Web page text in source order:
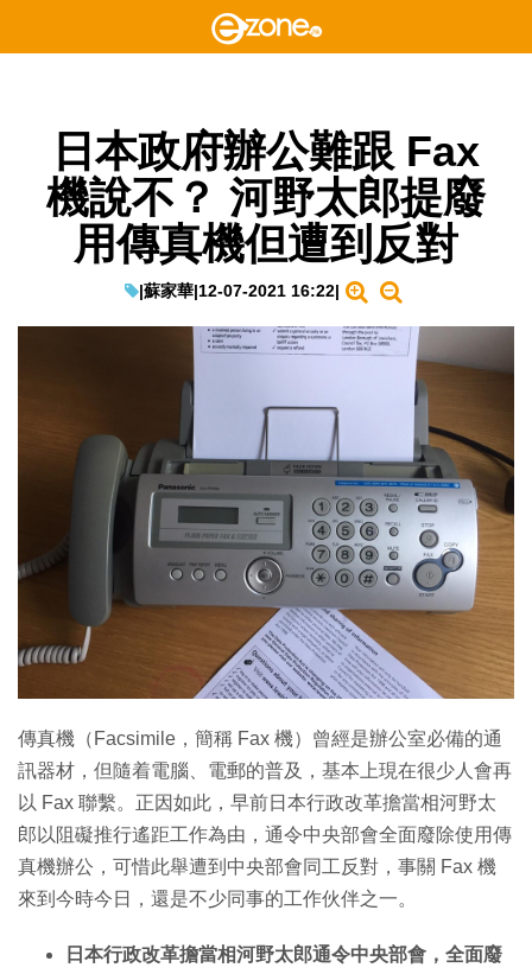
日本政府辦公難跟 Fax
機說不？ 河野太郎提廢
用傳真機但遭到反對
|蘇家華|12-07-2021 16:22|
傳真機（Facsimile，簡稱 Fax 機）曾經是辦公室必備的通
訊器材，但隨着電腦、電郵的普及，基本上現在很少人會再
以 Fax 聯繫。正因如此，早前日本行政改革擔當相河野太
郎以阻礙推行遙距工作為由，通令中央部會全面廢除使用傳
真機辦公，可惜此舉遭到中央部會同工反對，事關 Fax 機
來到今時今日，還是不少同事的工作伙伴之一。
日本行政改革擔當相河野太郎通令中央部會，全面廢